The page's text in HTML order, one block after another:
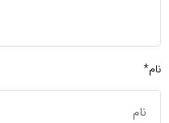
نام*